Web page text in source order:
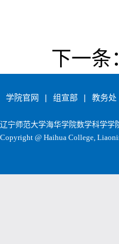
下一条
学院官网 | 组宣部 | 教务处
辽宁师范大学海华学院数学科学学
Copyright @ Haihua College,